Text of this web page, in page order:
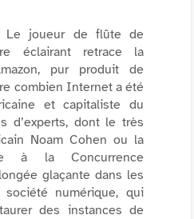
Le joueur de flûte de
éclairant retrace la
pur produit de
combien Internet a été
et capitaliste du
d’experts, dont le très
Noam Cohen ou la
à la Concurrence
glaçante dans les
numérique, qui
des instances de